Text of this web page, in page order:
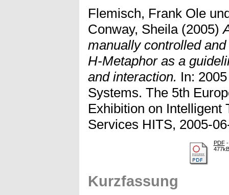
Flemisch, Frank Ole
Conway, Sheila(2005)
manually controlled
H-Metaphor as a
and interaction. In:
Systems. The 5th
Exhibition on Intelligent
Services HITS, 2005-
PDF-
477kB
Kurzfassung